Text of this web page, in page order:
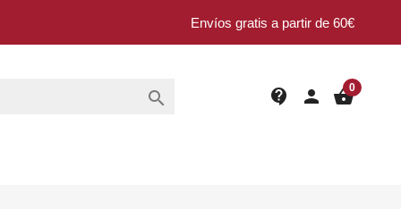
Envíos gratis a partir de 60€
 contact_support person shopping_basket
0